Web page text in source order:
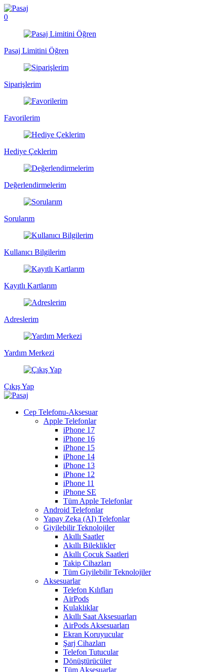
0
Pasaj Limitini Öğren
Siparişlerim
Favorilerim
Hediye Çeklerim
Değerlendirmelerim
Sorularım
Kullanıcı Bilgilerim
Kayıtlı Kartlarım
Adreslerim
Yardım Merkezi
Çıkış Yap
Cep Telefonu-Aksesuar
Apple Telefonlar
iPhone 17
iPhone 16
iPhone 15
iPhone 14
iPhone 13
iPhone 12
iPhone 11
iPhone SE
Tüm Apple Telefonlar
Android Telefonlar
Yapay Zeka (AI) Telefonlar
Giyilebilir Teknolojiler
Akıllı Saatler
Akıllı Bileklikler
Akıllı Çocuk Saatleri
Takip Cihazları
Tüm Giyilebilir Teknolojiler
Aksesuarlar
Telefon Kılıfları
AirPods
Kulaklıklar
Akıllı Saat Aksesuarları
AirPods Aksesuarları
Ekran Koruyucular
Şarj Cihazları
Telefon Tutucular
Dönüştürücüler
Tüm Aksesuarlar